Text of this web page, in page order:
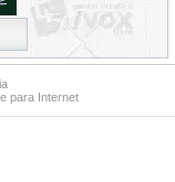
para Internet